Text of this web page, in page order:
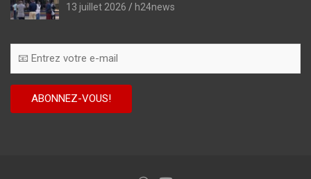
13 juillet 2026 h24news